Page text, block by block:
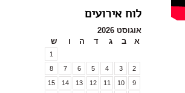
לוח אירועים
אוגוסט 2026
א
ב ג ד ה ו ש
1
2
3
4
5
6
7
8
9
10
11
12
13
14
15